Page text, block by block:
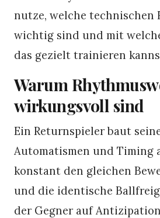
nutze, welche technischen
wichtig sind und mit
das gezielt trainieren
Warum
wirkungsvoll sind
Ein Returnspieler baut
Automatismen und Timing
konstant den gleichen
und die identische
der Gegner auf